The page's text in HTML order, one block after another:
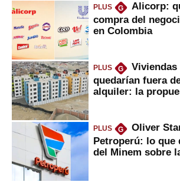
PLUS G
Alicorp:
compra del
en Colombia
PLUS G
Viviendas
quedarían fuera
alquiler: la
PLUS G
Oliver
Petroperú: lo que
del Minem sobre